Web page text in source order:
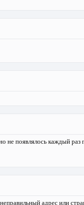
не появлялось каждый
адрес или